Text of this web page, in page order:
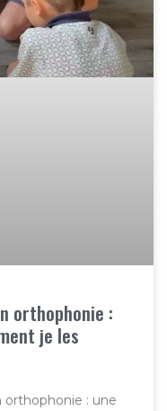
orthophonie :
je les
orthophonie : une